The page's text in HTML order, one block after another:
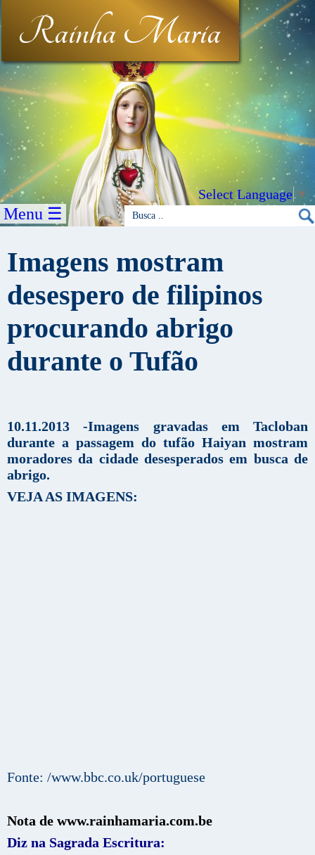
Rainha Maria
Select Language▼
Menu ☰
Imagens mostram
desespero de filipinos
procurando abrigo
durante o Tufão
10.11.2013 -Imagens gravadas em Tacloban
durante a passagem do tufão Haiyan mostram
moradores da cidade desesperados em busca de
abrigo.
VEJA AS IMAGENS:
Fonte: /www.bbc.co.uk/portuguese
Nota de www.rainhamaria.com.be
Diz na Sagrada Escritura: